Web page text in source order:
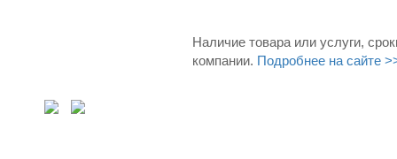
Наличие товара или услуги,
компании. Подробнее на сайте